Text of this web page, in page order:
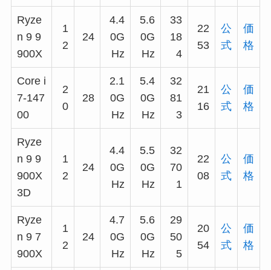
Ryze
n 9 9
900X
1
2
24
4.4
0G
Hz
5.6
0G
Hz
33
18
4
22
53
公
式
価
格
Core i
7-147
00
2
0
28
2.1
0G
Hz
5.4
0G
Hz
32
81
3
21
16
公
式
価
格
Ryze
n 9 9
900X
3D
1
2
24
4.4
0G
Hz
5.5
0G
Hz
32
70
1
22
08
公
式
価
格
Ryze
n 9 7
900X
1
2
24
4.7
0G
Hz
5.6
0G
Hz
29
50
5
20
54
公
式
価
格